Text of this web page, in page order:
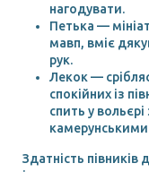
нагодувати.
Петька —
мавп, вміє
рук.
Лекок —
спокійних із
спить у
Здатність